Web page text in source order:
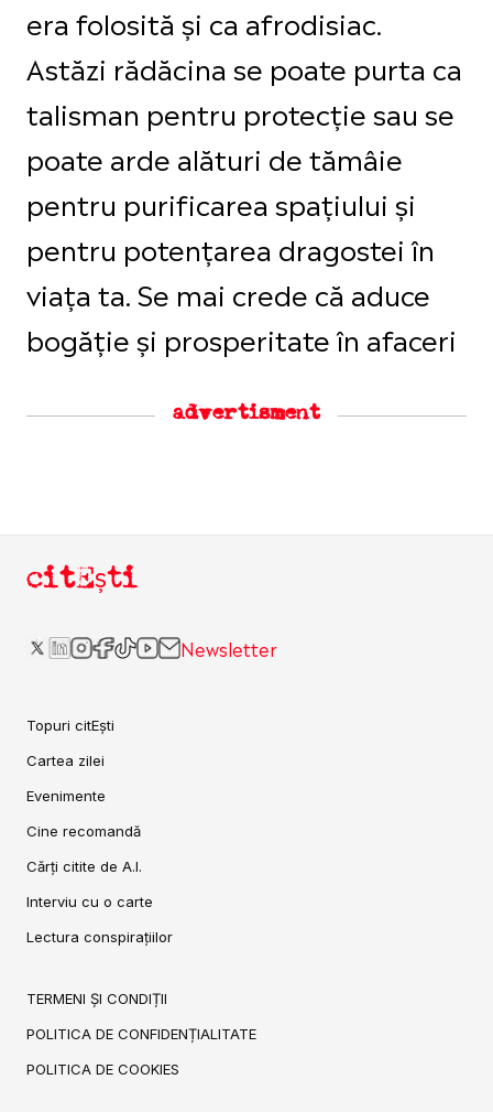
era folosită și ca afrodisiac.
Astăzi rădăcina se poate purta ca
talisman pentru protecție sau se
poate arde alături de tămâie
pentru purificarea spațiului și
pentru potențarea dragostei în
viața ta. Se mai crede că aduce
bogăție și prosperitate în afaceri
advertisment
citEști
Newsletter
Topuri citEști
Cartea zilei
Evenimente
Cine recomandă
Cărți citite de A.I.
Interviu cu o carte
Lectura conspirațiilor
TERMENI ȘI CONDIȚII
POLITICA DE CONFIDENȚIALITATE
POLITICA DE COOKIES